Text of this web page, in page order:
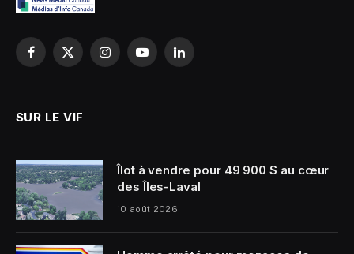
Facebook
X
InstagramYouTubeLinkedIn
SUR LE VIF
Îlot à vendre pour 49 900 $ au cœur
des Îles-Laval
10 août 2026